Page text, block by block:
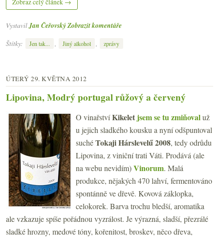
Zobraz celý článek →
VystavilJan ČeřovskýZobrazit komentáře
Štítky:
Jen tak... , Jiný alkohol , zprávy
ÚTERÝ 29. KVĚTNA 2012
Lipovina, Modrý portugal růžový a červený
O vinařstvíKikelet jsem se tu zmiňovaluž
u jejich sladkého kousku a nyní odšpuntoval
suchéTokaji Hárslevelű 2008, tedy odrůdu
Lipovina, z viniční trati Váti. Prodává (ale
na webu nevidím)Vinorum. Malá
produkce, nějakých 470 lahví, fermentováno
spontánně ve dřevě. Kovová záklopka,
celokorek. Barva trochu bledší, aromatika
ale vzkazuje spíše pořádnou vyzrálost. Je výrazná, sladší, přezrálé
sladké hrozny, medové tóny, kořenitost, broskev, něco dřeva,